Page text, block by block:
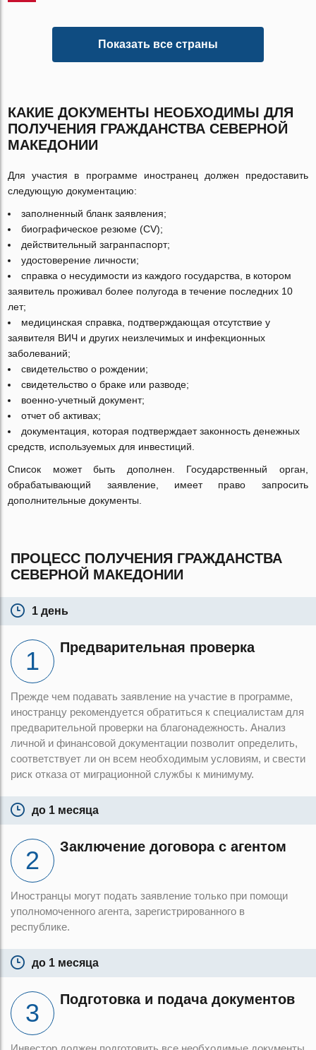
Показать все страны
КАКИЕ ДОКУМЕНТЫ НЕОБХОДИМЫ ДЛЯ
ПОЛУЧЕНИЯ ГРАЖДАНСТВА СЕВЕРНОЙ
МАКЕДОНИИ
Для участия в программе иностранец должен предоставить
следующую документацию:
заполненный бланк заявления;
биографическое резюме (CV);
действительный загранпаспорт;
удостоверение личности;
справка о несудимости из каждого государства, в котором
заявитель проживал более полугода в течение последних 10
лет;
медицинская справка, подтверждающая отсутствие у
заявителя ВИЧ и других неизлечимых и инфекционных
заболеваний;
свидетельство о рождении;
свидетельство о браке или разводе;
военно-учетный документ;
отчет об активах;
документация, которая подтверждает законность денежных
средств, используемых для инвестиций.
Список может быть дополнен. Государственный орган,
обрабатывающий заявление, имеет право запросить
дополнительные документы.
ПРОЦЕСС ПОЛУЧЕНИЯ ГРАЖДАНСТВА
СЕВЕРНОЙ МАКЕДОНИИ
1 день
Предварительная проверка
Прежде чем подавать заявление на участие в программе,
иностранцу рекомендуется обратиться к специалистам для
предварительной проверки на благонадежность. Анализ
личной и финансовой документации позволит определить,
соответствует ли он всем необходимым условиям, и свести
риск отказа от миграционной службы к минимуму.
до 1 месяца
Заключение договора с агентом
Иностранцы могут подать заявление только при помощи
уполномоченного агента, зарегистрированного в
республике.
до 1 месяца
Подготовка и подача документов